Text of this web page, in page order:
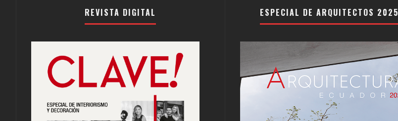
REVISTA DIGITAL ESPECIAL DE ARQUITECTOS 2025